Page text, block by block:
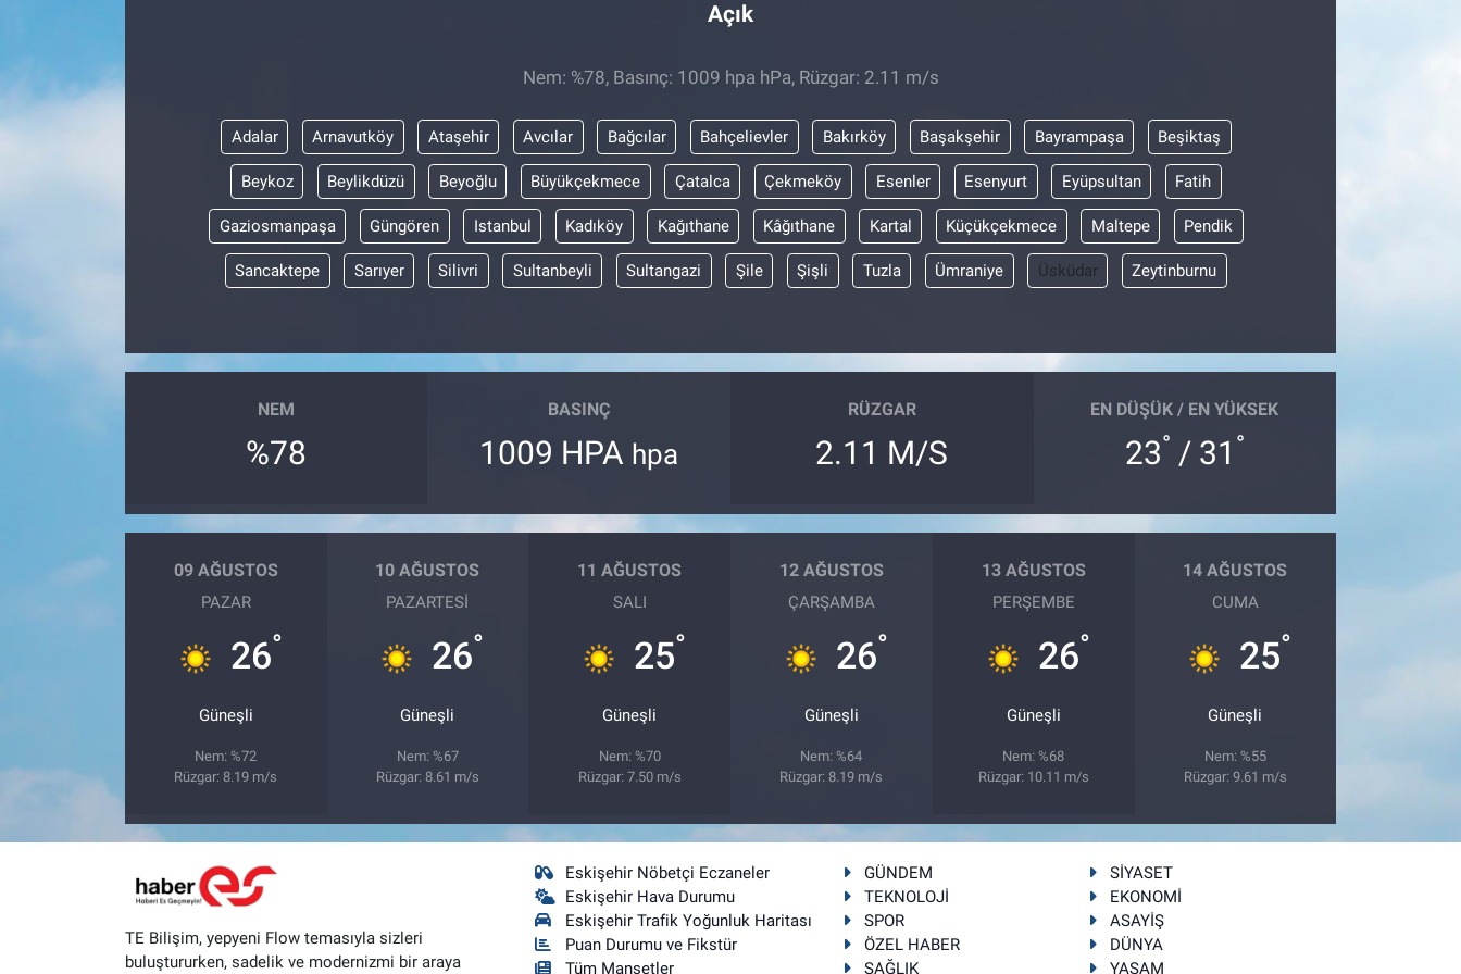
Açık
Nem: %78, Basınç: 1009 hpa hPa, Rüzgar: 2.11 m/s
Adalar Arnavutköy Ataşehir Avcılar Bağcılar Bahçelievler Bakırköy Başakşehir Bayrampaşa Beşiktaş
Beykoz Beylikdüzü Beyoğlu Büyükçekmece Çatalca Çekmeköy Esenler Esenyurt Eyüpsultan Fatih
Gaziosmanpaşa Güngören Istanbul Kadıköy Kağıthane Kâğıthane Kartal Küçükçekmece Maltepe Pendik
Sancaktepe Sarıyer Silivri Sultanbeyli Sultangazi Şile Şişli Tuzla Ümraniye Üsküdar Zeytinburnu
NEM
%78
BASINÇ
1009 HPA hpa
RÜZGAR
2.11 M/S
EN DÜŞÜK / EN YÜKSEK
23° / 31 °
09 AĞUSTOS
PAZAR
26°
Güneşli
Nem: %72
Rüzgar: 8.19 m/s
10 AĞUSTOS
PAZARTESI
26°
Güneşli
Nem: %67
Rüzgar: 8.61 m/s
11 AĞUSTOS
SALI
25°
Güneşli
Nem: %70
Rüzgar: 7.50 m/s
12 AĞUSTOS
ÇARŞAMBA
26°
Güneşli
Nem: %64
Rüzgar: 8.19 m/s
13 AĞUSTOS
PERŞEMBE
26°
Güneşli
Nem: %68
Rüzgar: 10.11 m/s
14 AĞUSTOS
CUMA
25°
Güneşli
Nem: %55
Rüzgar: 9.61 m/s
TE Bilişim, yepyeni Flow temasıyla sizleri
buluştururken, sadelik ve modernizmi bir araya
Eskişehir Nöbetçi Eczaneler
Eskişehir Hava Durumu
Eskişehir Trafik Yoğunluk Haritası
Puan Durumu ve Fikstür
Tüm Manşetler
GÜNDEM
SİYASET
TEKNOLOJİ
EKONOMİ
SPOR
ASAYİŞ
ÖZEL HABER
DÜNYA
SAĞLIK
YAŞAM